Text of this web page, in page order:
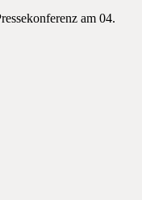
am 04.